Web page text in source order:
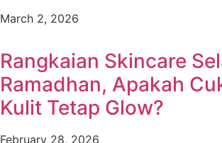
March 2, 2026
Rangkaian Skincare
Ramadhan, Apakah
Kulit Tetap Glow?
February 28, 2026